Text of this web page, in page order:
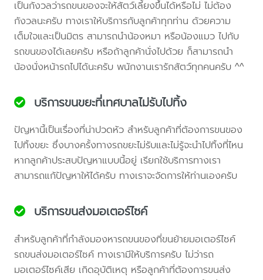
เป็นกังวลว่ารถขนของจะให้สัตว์เลี้ยงขึ้นได้หรือไม่ ไม่ต้อง
กังวลนะครับ ทางเราให้บริการกับลูกค้าทุกท่าน ด้วยความ
เต็มใจและเป็นมิตร สามารถนำน้องหมา หรือน้องแมว ไปกับ
รถขนของได้เลยครับ หรือถ้าลูกค้านั่งไปด้วย ก็สามารถนำ
น้องนั่งหน้ารถไปได้นะครับ พนักงานเรารักสัตว์ทุกคนครับ ^^
บริการขนขยะที่เทศบาลไม่รับไปทิ้ง
ปัญหานี้เป็นเรื่องที่น่าปวดหัว สำหรับลูกค้าที่ต้องการขนของ
ไปทิ้งขยะ ซึ่งบางครั้งทางรถขยะไม่รับและไม่รู้จะนำไปทิ้งที่ไหน
หากลูกค้าประสบปัญหาแบบนี้อยู่ เรียกใช้บริการทางเรา
สามารถแก้ปัญหาให้ได้ครับ ทางเราจะจัดการให้ท่านเองครับ
บริการขนส่งมอเตอร์ไซค์
สำหรับลูกค้าที่กำลังมองหารถขนของที่ขนย้ายมอเตอร์ไซค์
รถขนส่งมอเตอร์ไซค์ ทางเรามีให้บริการครับ ไม่ว่ารถ
มอเตอร์ไซค์เสีย เกิดอุบัติเหตุ หรือลูกค้าที่ต้องการขนส่ง